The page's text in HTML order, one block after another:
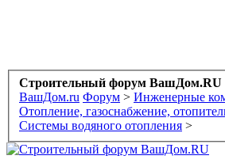
Строительный форум ВашДом.RU
ВашДом.ru Форум > Инженерные
Отопление, газоснабжение,
Системы водяного отопления >